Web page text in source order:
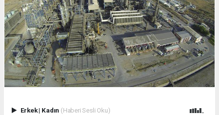
Erkek| Kadın (Haberi Sesli Oku)